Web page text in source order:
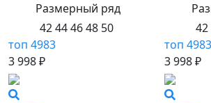
Размерный ряд
42 44 46 48 50
топ 4983
3 998 ₽
42
топ
3 998 ₽